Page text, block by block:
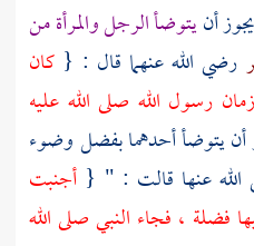
أنيتوضأ الرجل والمرأة من
رضي الله عنهما قال : { كان
رسول الله صلى الله عليه
يتوضأ أحدهما بفضل وضوء
عنها قالت : " { أجنبت
، فجاء النبي صلى الله